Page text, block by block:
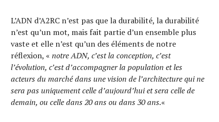
L’ADN d’A2RC n’est pas que la durabilité, la durabilité
n’est qu’un mot, mais fait partie d’un ensemble plus
vaste et elle n’est qu’un des éléments de notre
réflexion, «notre ADN, c’est la conception, c’est
l’évolution, c’est d’accompagner la population et les
acteurs du marché dans une vision de l’architecture qui ne
sera pas uniquement celle d’aujourd’hui et sera celle de
demain, ou celle dans 20 ans ou dans 30 ans.«